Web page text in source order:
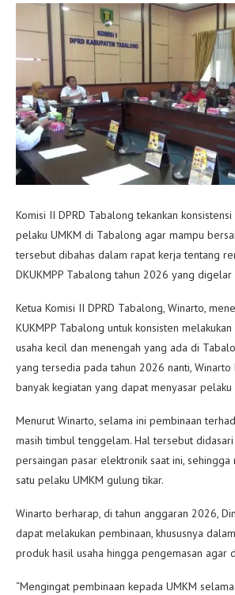
Komisi II DPRD Tabalong tekankan
pelaku UMKM di Tabalong agar mampu
tersebut dibahas dalam rapat kerja tentang
DKUKMPP Tabalong tahun 2026 yang
Ketua Komisi II DPRD Tabalong, Winarto,
KUKMPP Tabalong untuk konsisten
usaha kecil dan menengah yang ada di
yang tersedia pada tahun 2026 nanti,
banyak kegiatan yang dapat menyasar pelaku
Menurut Winarto, selama ini pembinaan
masih timbul tenggelam. Hal tersebut
persaingan pasar elektronik saat ini,
satu pelaku UMKM gulung tikar.
Winarto berharap, di tahun anggaran 2026,
dapat melakukan pembinaan, khususnya
produk hasil usaha hingga pengemasan agar
“Mengingat pembinaan kepada UMKM